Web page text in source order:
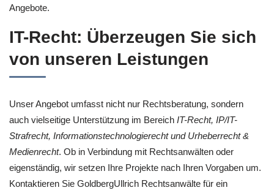
Angebote.
IT-Recht: Überzeugen Sie sich
von unseren Leistungen
Unser Angebot umfasst nicht nur Rechtsberatung, sondern
auch vielseitige Unterstützung im Bereich IT-Recht, IP/IT-
Strafrecht, Informationstechnologierecht und Urheberrecht &
Medienrecht. Ob in Verbindung mit Rechtsanwälten oder
eigenständig, wir setzen Ihre Projekte nach Ihren Vorgaben um.
Kontaktieren Sie GoldbergUllrich Rechtsanwälte für ein